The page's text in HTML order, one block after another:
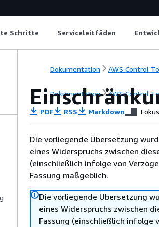
Schritte Serviceleitfäden
Dokumentation AWS Control
Dokumentation AWS Control
PDF RSS Markdown
Die vorliegende Übersetzung
eines Widerspruchs zwischen
(einschließlich infolge von
Fassung maßgeblich.
Die vorliegende Übersetzung
eines Widerspruchs zwischen
Fassung (einschließlich infolge